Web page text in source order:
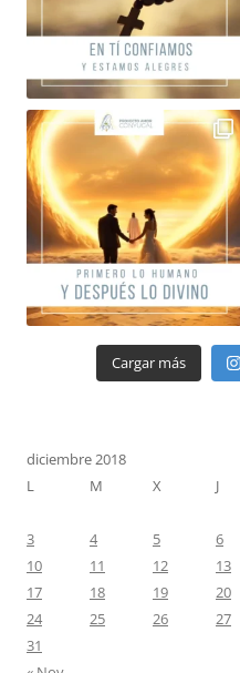
Cargar más
diciembre 2018
L
M X J
3
4 5 6
10
11 12 13
17
18 19 20
24
25 26 27
31